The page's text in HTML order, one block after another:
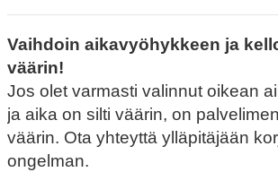
Vaihdoin aikavyöhykkeen ja
väärin!
Jos olet varmasti valinnut oikean
ja aika on silti väärin, on
väärin. Ota yhteyttä ylläpitäjään
ongelman.